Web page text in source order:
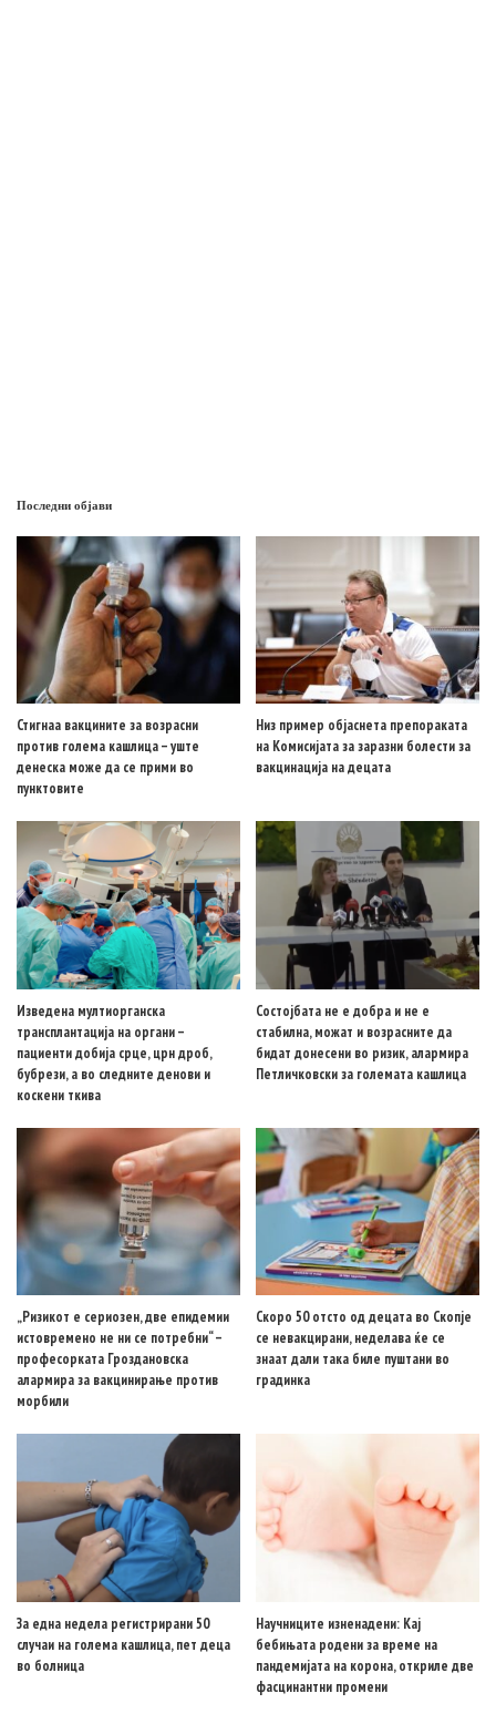
Последни објави
Стигнаа вакцините за возрасни
против голема кашлица – уште
денеска може да се прими во
пунктовите
Низ пример објаснета препораката
на Комисијата за заразни болести за
вакцинација на децата
Изведена мултиорганска
трансплантација на органи –
пациенти добија срце, црн дроб,
бубрези, а во следните денови и
коскени ткива
Состојбата не е добра и не е
стабилна, можат и возрасните да
бидат донесени во ризик, алармира
Петличковски за големата кашлица
„Ризикот е сериозен, две епидемии
истовремено не ни се потребни“ –
професорката Гроздановска
алармира за вакцинирање против
морбили
Скоро 50 отсто од децата во Скопје
се невакцирани, неделава ќе се
знаат дали така биле пуштани во
градинка
За една недела регистрирани 50
случаи на голема кашлица, пет деца
во болница
Научниците изненадени: Кај
бебињата родени за време на
пандемијата на корона, откриле две
фасцинантни промени